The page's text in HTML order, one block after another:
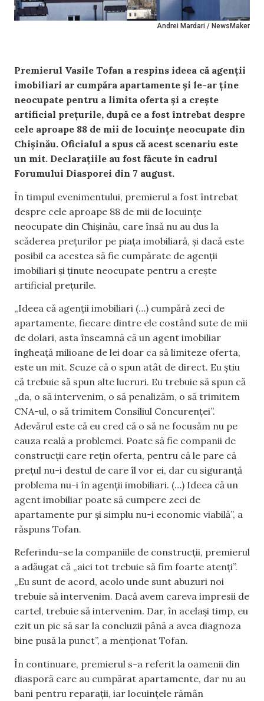
Andrei Mardari / NewsMaker
Premierul Vasile Tofan a respins ideea că agenții
imobiliari ar cumpăra apartamente și le-ar ține
neocupate pentru a limita oferta și a crește
artificial prețurile, după ce a fost întrebat despre
cele aproape 88 de mii de locuințe neocupate din
Chișinău. Oficialul a spus că acest scenariu este
un mit. Declarațiile au fost făcute în cadrul
Forumului Diasporei din 7 august.
În timpul evenimentului, premierul a fost întrebat
despre cele aproape 88 de mii de locuințe
neocupate din Chișinău, care însă nu au dus la
scăderea prețurilor pe piața imobiliară, și dacă este
posibil ca acestea să fie cumpărate de agenții
imobiliari și ținute neocupate pentru a crește
artificial prețurile.
„Ideea că agenții imobiliari (…) cumpără zeci de
apartamente, fiecare dintre ele costând sute de mii
de dolari, asta înseamnă că un agent imobiliar
îngheață milioane de lei doar ca să limiteze oferta,
este un mit. Scuze că o spun atât de direct. Eu știu
că trebuie să spun alte lucruri. Eu trebuie să spun că
„da, o să intervenim, o să penalizăm, o să trimitem
CNA-ul, o să trimitem Consiliul Concurenței”.
Adevărul este că eu cred că o să ne focusăm nu pe
cauza reală a problemei. Poate să fie companii de
construcții care rețin oferta, pentru că le pare că
prețul nu-i destul de care îl vor ei, dar cu siguranță
problema nu-i în agenții imobiliari. (…) Ideea că un
agent imobiliar poate să cumpere zeci de
apartamente pur și simplu nu-i economic viabilă”, a
răspuns Tofan.
Referindu-se la companiile de construcții, premierul
a adăugat că „aici tot trebuie să fim foarte atenți”.
„Eu sunt de acord, acolo unde sunt abuzuri noi
trebuie să intervenim. Dacă avem careva impresii de
cartel, trebuie să intervenim. Dar, în același timp, eu
ezit un pic să sar la concluzii până a avea diagnoza
bine pusă la punct”, a menționat Tofan.
În continuare, premierul s-a referit la oamenii din
diasporă care au cumpărat apartamente, dar nu au
bani pentru reparații, iar locuințele rămân